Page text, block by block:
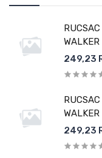
WALKER
249,23
WALKER
249,23